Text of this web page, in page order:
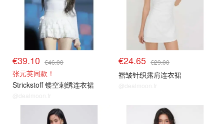
€39.10 €46.00
张元英同款！
Strickstoff 镂空刺绣连衣裙
@dealmoon.fr
€24.65 €29.00
褶皱针织露肩连衣裙
@dealmoon.fr